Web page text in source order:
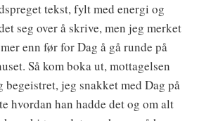
tekst, fylt med energi og
seg over å skrive, men jeg merket
enn før for Dag å gå runde på
Så kom boka ut, mottagelsen
begeistret, jeg snakket med Dag på
hvordan han hadde det og om alt